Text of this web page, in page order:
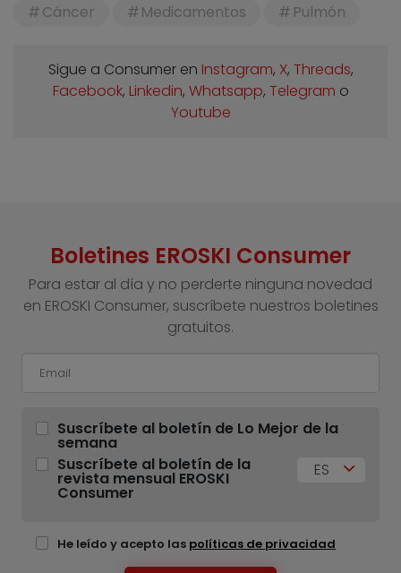
Cáncer Medicamentos Pulmón
Sigue a Consumer en Instagram, X, Threads,
Facebook, Linkedin, Whatsapp, Telegram o
Youtube
Boletines EROSKI Consumer
Para estar al día y no perderte ninguna novedad
en EROSKI Consumer, suscríbete nuestros boletines
gratuitos.
Suscríbete al boletín de Lo Mejor de la
semana
Suscríbete al boletín de la
revista mensual EROSKI
Consumer
ES
He leído y acepto las políticas de privacidad